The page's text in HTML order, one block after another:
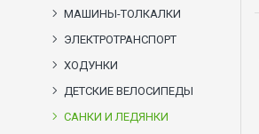
МАШИНЫ-ТОЛКАЛКИ
ЭЛЕКТРОТРАНСПОРТ
ХОДУНКИ
ДЕТСКИЕ ВЕЛОСИПЕДЫ
САНКИ И ЛЕДЯНКИ